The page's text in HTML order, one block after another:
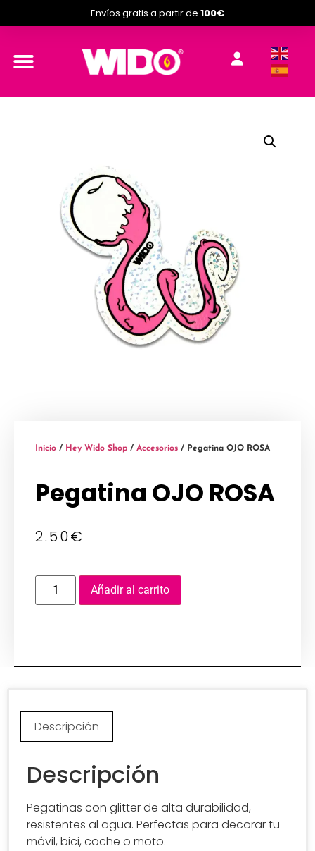
Envíos gratis a partir de 100€
Inicio / Hey Wido Shop / Accesorios / Pegatina OJO ROSA
Pegatina OJO ROSA
2.50€
Añadir al carrito
Descripción
Descripción
Pegatinas con glitter de alta durabilidad,
resistentes al agua. Perfectas para decorar tu
móvil, bici, coche o moto.